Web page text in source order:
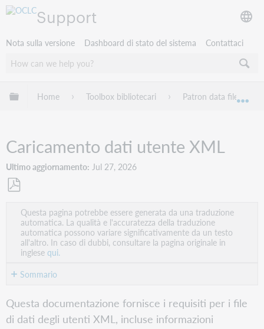
Support
Nota sulla versione Dashboard di stato del sistema Contattaci
Espandi/comprimi la gerarchia globale
Home Toolbox bibliotecari Patron data files
Caricamento dati utente XML
Ultimo aggiornamento Jul 27, 2026
come
PDF
Questa pagina potrebbe essere generata da una traduzione
automatica. La qualità e l'accuratezza della traduzione
automatica possono variare significativamente da un testo
all'altro. In caso di dubbi, consultare la pagina originale in
inglesequi.
Sommario
e
codice
Questa documentazione fornisce i requisiti per i file
di dati degli utenti XML, incluse informazioni